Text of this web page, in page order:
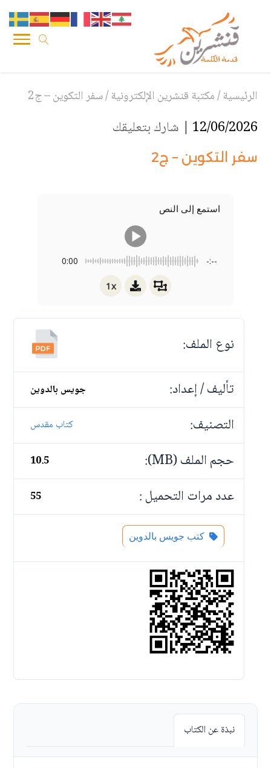
الرئيسية/مكتبة قنشرين الإلكترونية/سفر التكوين – ج2
12/06/2026 | شارك بتعليقك
سفر التكوين – ج2
استمع إلى النص
0:00 -:--
1x
نوع الملف:
تأليف / إعداد:
جويس بالدوين
التصنيف: كتاب مقدس
حجم الملف (MB): 10.5
عدد مرات التحميل : 55
كتب جويس بالدوين
نبذة عن الكتاب